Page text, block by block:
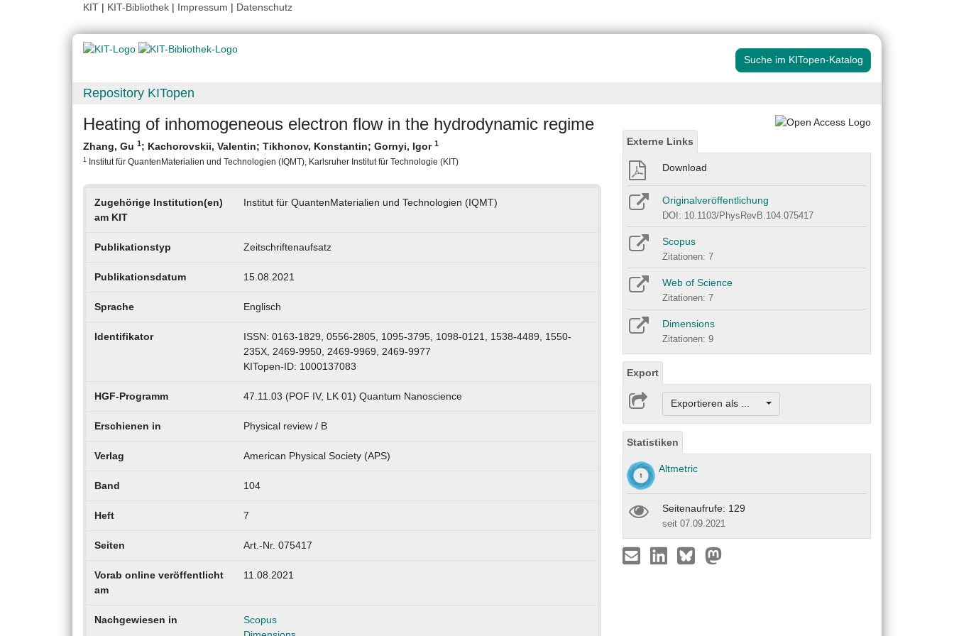
KIT | KIT-Bibliothek | Impressum | Datenschutz
Suche im KITopen-Katalog
Repository KITopen
Heating of inhomogeneous electron flow in the hydrodynamic regime
Zhang, Gu 1; Kachorovskii, Valentin; Tikhonov, Konstantin; Gornyi, Igor 1
1 Institut für QuantenMaterialien und Technologien (IQMT), Karlsruher Institut für Technologie (KIT)
Zugehörige Institution(en)
am KIT
Institut für QuantenMaterialien und Technologien (IQMT)
Publikationstyp Zeitschriftenaufsatz
Publikationsdatum 15.08.2021
Sprache Englisch
Identifikator
ISSN: 0163-1829, 0556-2805, 1095-3795, 1098-0121, 1538-4489, 1550-
235X, 2469-9950, 2469-9969, 2469-9977
KITopen-ID: 1000137083
HGF-Programm 47.11.03 (POF IV, LK 01) Quantum Nanoscience
Erschienen in Physical review / B
Verlag American Physical Society (APS)
Band 104
Heft 7
Seiten Art.-Nr. 075417
Vorab online veröffentlicht
am
11.08.2021
Nachgewiesen in
Scopus
Externe Links
Download
Originalveröffentlichung
DOI: 10.1103/PhysRevB.104.075417
Scopus
Zitationen: 7
Web of Science
Zitationen: 7
Dimensions
Zitationen: 9
Export
Exportieren als ...
Statistiken
Altmetric
Seitenaufrufe: 129
seit 07.09.2021